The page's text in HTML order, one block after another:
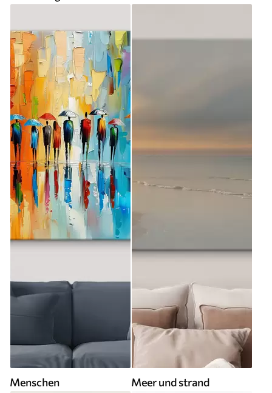
Menschen Meer und strand